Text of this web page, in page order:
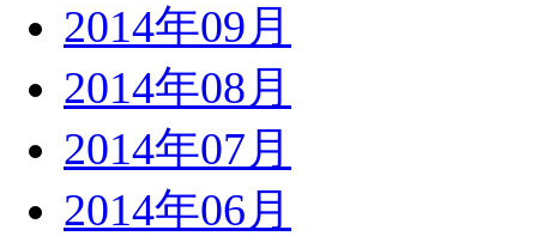
2014年09月
2014年08月
2014年07月
2014年06月